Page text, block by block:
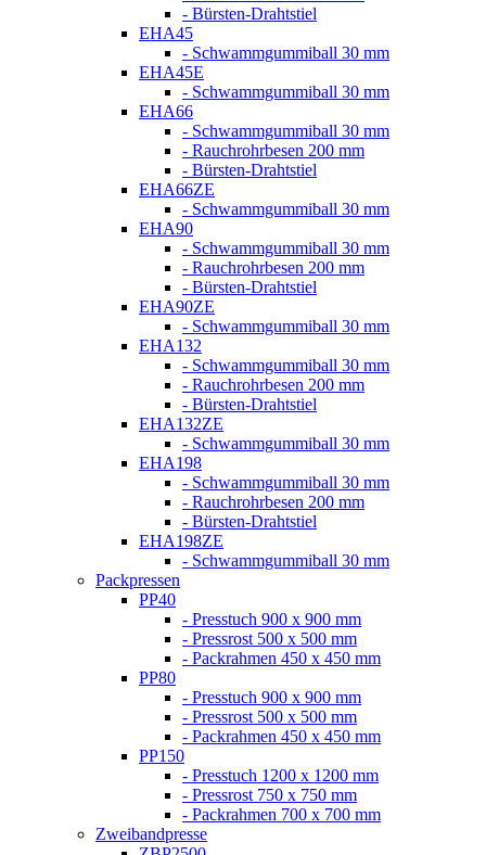
- Bürsten-Drahtstiel
EHA45
- Schwammgummiball 30 mm
EHA45E
- Schwammgummiball 30 mm
EHA66
- Schwammgummiball 30 mm
- Rauchrohrbesen 200 mm
- Bürsten-Drahtstiel
EHA66ZE
- Schwammgummiball 30 mm
EHA90
- Schwammgummiball 30 mm
- Rauchrohrbesen 200 mm
- Bürsten-Drahtstiel
EHA90ZE
- Schwammgummiball 30 mm
EHA132
- Schwammgummiball 30 mm
- Rauchrohrbesen 200 mm
- Bürsten-Drahtstiel
EHA132ZE
- Schwammgummiball 30 mm
EHA198
- Schwammgummiball 30 mm
- Rauchrohrbesen 200 mm
- Bürsten-Drahtstiel
EHA198ZE
- Schwammgummiball 30 mm
Packpressen
PP40
- Presstuch 900 x 900 mm
- Pressrost 500 x 500 mm
- Packrahmen 450 x 450 mm
PP80
- Presstuch 900 x 900 mm
- Pressrost 500 x 500 mm
- Packrahmen 450 x 450 mm
PP150
- Presstuch 1200 x 1200 mm
- Pressrost 750 x 750 mm
- Packrahmen 700 x 700 mm
Zweibandpresse